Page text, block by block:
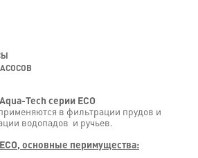
Tech серии ECO
в фильтрации прудов и
водопадов и ручьев.
основные перимущества: